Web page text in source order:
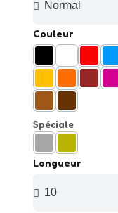
Couleur
Spéciale
Longueur